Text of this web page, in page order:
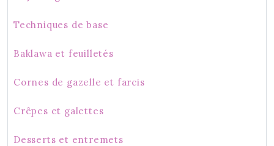
Techniques de base
Baklawa et feuilletés
Cornes de gazelle et farcis
Crêpes et galettes
Desserts et entremets